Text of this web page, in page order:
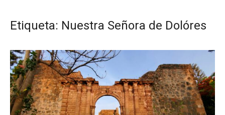
Etiqueta: Nuestra Señora de Dolóres